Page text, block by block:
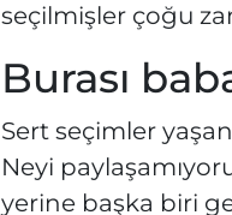
seçilmişler çoğu
Burası
Sert seçimler
Neyi
yerine başka biri